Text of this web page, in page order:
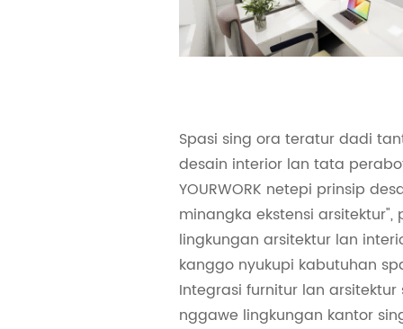
Spasi sing ora teratur dadi
desain interior lan tata
YOURWORK netepi prinsip
minangka ekstensi arsitektur",
lingkungan arsitektur lan
kanggo nyukupi kabutuhan
Integrasi furnitur lan arsitektur
nggawe lingkungan kantor